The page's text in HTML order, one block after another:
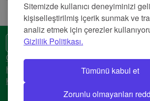
Sitemizde kullanıcı deneyiminizi
kişiselleştirilmiş içerik sunmak ve
analiz etmek için çerezler
Gizlilik Politikası.
Tümünü kabul et
Zorunlu olmayanları
🌍 Başka bir dil
Gizlilik Politikası
Hizmet Şartları
Künye
© 2018-2026